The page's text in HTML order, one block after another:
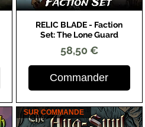
Aperçu rapide
RELIC BLADE - Faction
Set: The Lone Guard
Prix
58,50 €
Commander
SUR COMMANDE